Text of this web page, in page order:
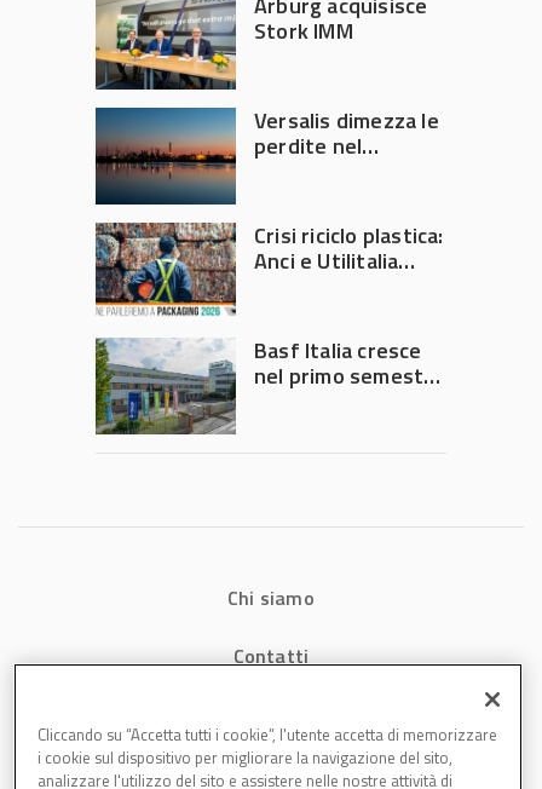
Stork IMM
Versalis dimezza le
perdite nel
Crisi riciclo plastica:
Anci e Utilitalia
Governo
Basf Italia cresce
nel primo semestre
Chi siamo
Contatti
Cookies
Cliccando su “Accetta tutti i cookie”, l'utente accetta di memorizzare
i cookie sul dispositivo per migliorare la navigazione del sito,
analizzare l'utilizzo del sito e assistere nelle nostre attività di